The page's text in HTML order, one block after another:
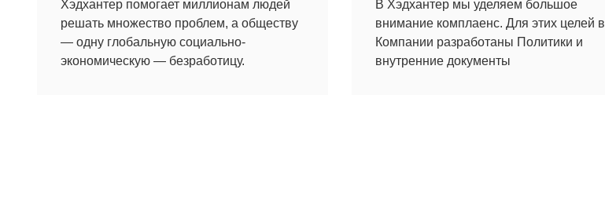
Хэдхантер помогает миллионам людей
решать множество проблем, а обществу
— одну глобальную социально-
экономическую — безработицу.
В Хэдхантер мы уделяем большое
внимание комплаенс. Для этих целей в
Компании разработаны Политики и
внутренние документы